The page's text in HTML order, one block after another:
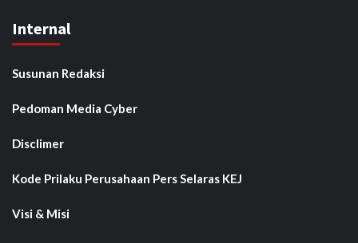
Internal
Susunan Redaksi
Pedoman Media Cyber
Disclimer
Kode Prilaku Perusahaan Pers Selaras KEJ
Visi & Misi